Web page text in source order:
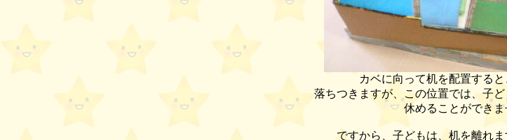
カベに向って机を配置すると
落ちつきますが、この位置では、子
休めることができま
ですから、子どもは、机を離れ